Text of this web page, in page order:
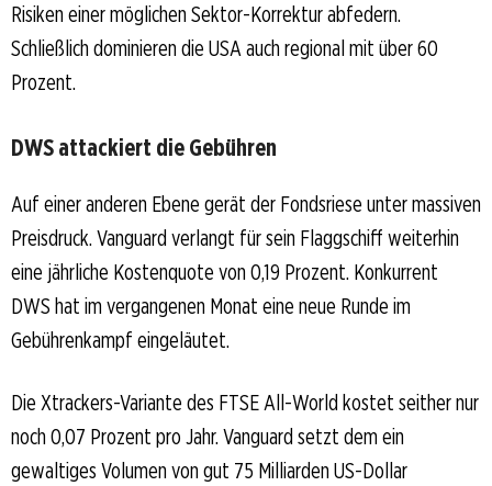
Risiken einer möglichen Sektor-Korrektur abfedern.
Schließlich dominieren die USA auch regional mit über 60
Prozent.
DWS attackiert die Gebühren
Auf einer anderen Ebene gerät der Fondsriese unter massiven
Preisdruck. Vanguard verlangt für sein Flaggschiff weiterhin
eine jährliche Kostenquote von 0,19 Prozent. Konkurrent
DWS hat im vergangenen Monat eine neue Runde im
Gebührenkampf eingeläutet.
Die Xtrackers-Variante des FTSE All-World kostet seither nur
noch 0,07 Prozent pro Jahr. Vanguard setzt dem ein
gewaltiges Volumen von gut 75 Milliarden US-Dollar